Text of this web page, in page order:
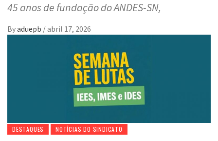
45 anos de fundação do ANDES-SN,
Byaduepb /abril 17, 2026
DESTAQUES NOTÍCIAS DO SINDICATO